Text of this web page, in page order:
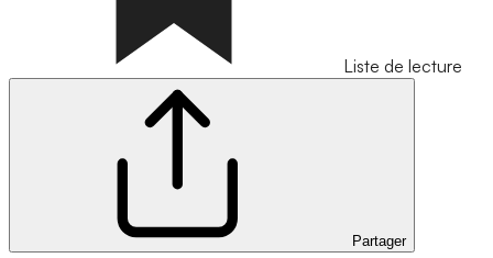
Liste de lecture
Partager